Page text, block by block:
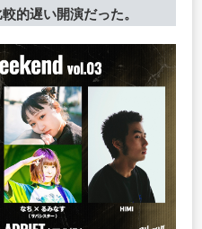
的遅い開演だった。